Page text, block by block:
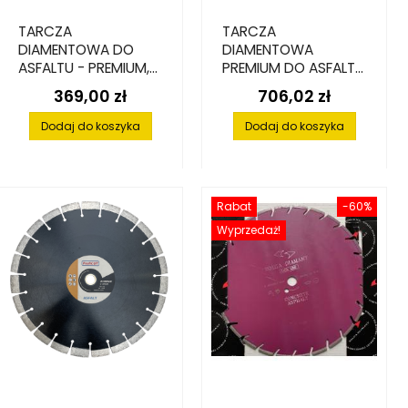
TARCZA
DIAMENTOWA DO
ASFALTU - PREMIUM,
400 MM X 25.4 MM X
15 MMCena
369,00 zł
Dodaj do koszyka
TARCZA
DIAMENTOWA
PREMIUM DO ASFALTU
600 X 25,4 X 10 MM
Cena
706,02 zł
Dodaj do koszyka
-60%
Rabat
Wyprzedaż!